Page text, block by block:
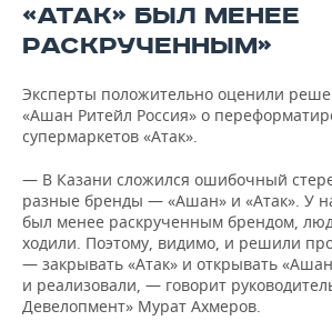
«АТАК» БЫЛ МЕНЕЕ
РАСКРУЧЕННЫМ»
Эксперты положительно оценили
«Ашан Ритейл Россия» о
супермаркетов «Атак».
— В Казани сложился ошибочный
разные бренды — «Ашан» и «Атак». У
был менее раскрученным брендом,
ходили. Поэтому, видимо, и решили
— закрывать «Атак» и открывать
и реализовали, — говорит
Девелопмент» Мурат Ахмеров.